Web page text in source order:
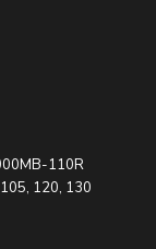
110R
120, 130